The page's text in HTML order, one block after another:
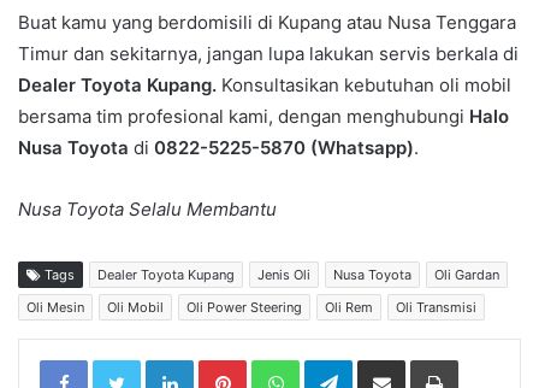
Buat kamu yang berdomisili di Kupang atau Nusa Tenggara
Timur dan sekitarnya, jangan lupa lakukan servis berkala di
Dealer Toyota Kupang. Konsultasikan kebutuhan oli mobil
bersama tim profesional kami, dengan menghubungi Halo
Nusa Toyota di 0822-5225-5870 (Whatsapp).
Nusa Toyota Selalu Membantu
Tags Dealer Toyota Kupang Jenis Oli Nusa Toyota
Oli Gardan
Oli Mesin
Oli Mobil Oli Power Steering Oli Rem Oli Transmisi
LinkedInPinterestWhatsAppTelegramShare via Email Print